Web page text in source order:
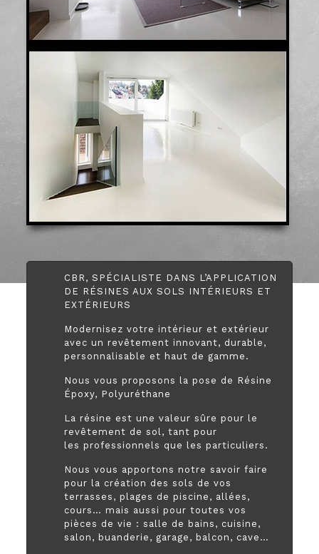
CBR, SPÉCIALISTE DANS L’APPLICATION
DE RÉSINES AUX SOLS INTÉRIEURS ET
EXTÉRIEURS
Modernisez votre intérieur et extérieur
avec un revêtement innovant, durable,
personnalisable et haut de gamme.
Nous vous proposons la pose de Résine
Époxy, Polyuréthane
La résine est une valeur sûre pour le
revêtement de sol, tant pour
les professionnels que les particuliers.
Nous vous apportons notre savoir faire
pour la création des sols de vos
terrasses, plages de piscine, allées,
cours… mais aussi pour toutes vos
pièces de vie : salle de bains, cuisine,
salon, buanderie, garage, balcon, cave…